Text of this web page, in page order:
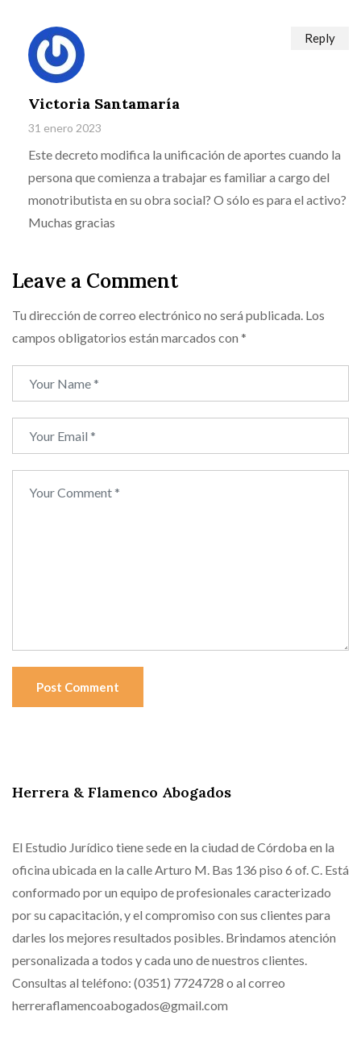
Victoria Santamaría
31 enero 2023
Este decreto modifica la unificación de aportes cuando la
persona que comienza a trabajar es familiar a cargo del
monotributista en su obra social? O sólo es para el activo?
Muchas gracias
Reply
Leave a Comment
Tu dirección de correo electrónico no será publicada. Los
campos obligatorios están marcados con *
Post Comment
Herrera & Flamenco Abogados
El Estudio Jurídico tiene sede en la ciudad de Córdoba en la
oficina ubicada en la calle Arturo M. Bas 136 piso 6 of. C. Está
conformado por un equipo de profesionales caracterizado
por su capacitación, y el compromiso con sus clientes para
darles los mejores resultados posibles. Brindamos atención
personalizada a todos y cada uno de nuestros clientes.
Consultas al teléfono: (0351) 7724728 o al correo
herreraflamencoabogados@gmail.com